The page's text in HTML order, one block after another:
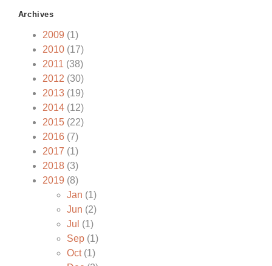
Archives
2009 (1)
2010(17)
2011 (38)
2012 (30)
2013(19)
2014(12)
2015(22)
2016(7)
2017 (1)
2018(3)
2019 (8)
Jan (1)
Jun (2)
Jul (1)
Sep(1)
Oct(1)